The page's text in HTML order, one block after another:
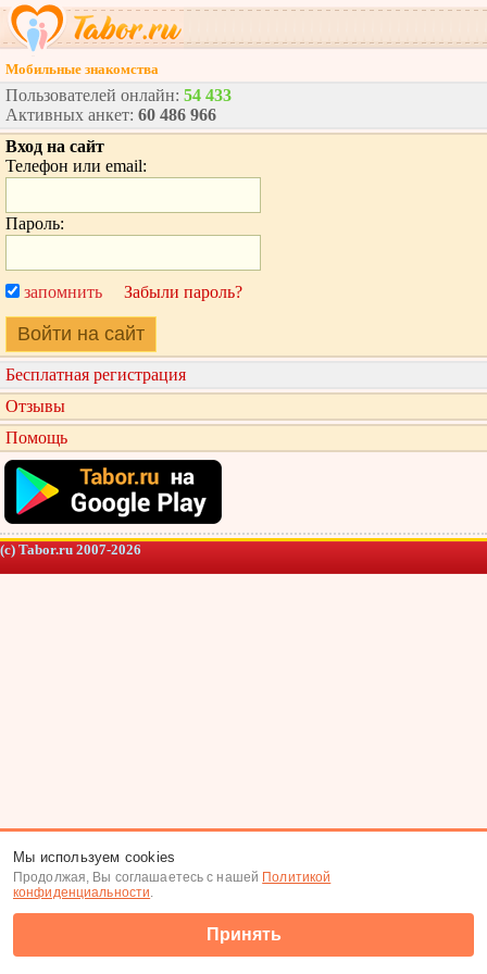
Мобильные знакомства
Пользователей онлайн: 54 433
Активных анкет: 60 486 966
Вход на сайт
Телефон или email:
Пароль:
запомнить Забыли пароль?
Войти на сайт
Бесплатная регистрация
Отзывы
Помощь
(c) Tabor.ru 2007-2026
Мы используем cookies
Продолжая, Вы соглашаетесь с нашей Политикой
конфиденциальности.
Принять